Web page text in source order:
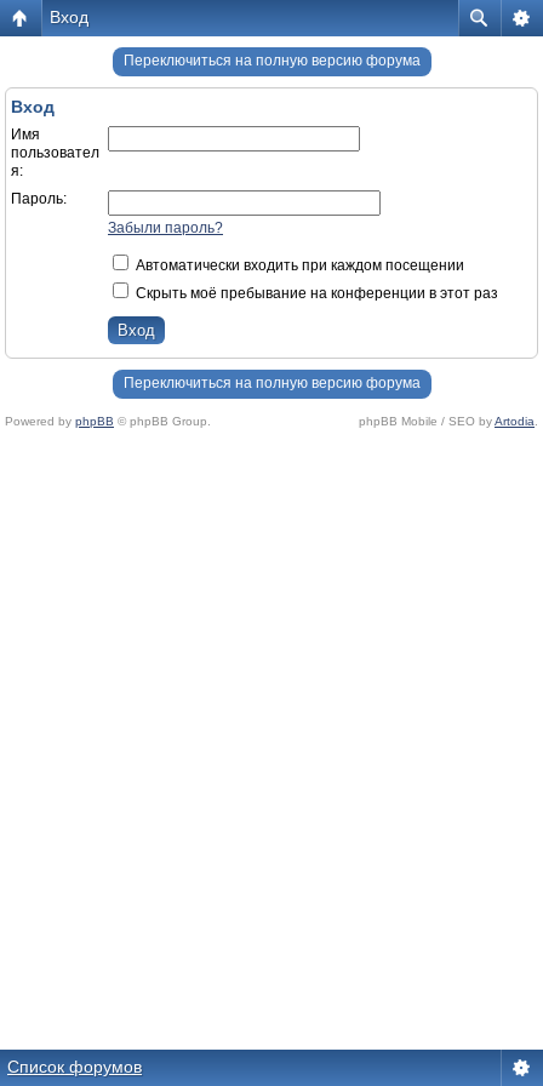
Вход
Переключиться на полную версию форума
Вход
Имя
пользовател
я:
Пароль:
Забыли пароль?
Автоматически входить при каждом посещении
Скрыть моё пребывание на конференции в этот раз
Переключиться на полную версию форума
Powered by phpBB © phpBB Group. phpBB Mobile / SEO byArtodia
Список форумов